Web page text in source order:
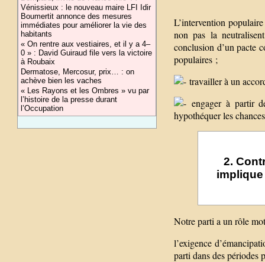
Vénissieux : le nouveau maire LFI Idir
Boumertit annonce des mesures
immédiates pour améliorer la vie des
habitants
« On rentre aux vestiaires, et il y a 4–
0 » : David Guiraud file vers la victoire
à Roubaix
Dermatose, Mercosur, prix… : on
achève bien les vaches
« Les Rayons et les Ombres » vu par
l’histoire de la presse durant
l’Occupation
L’intervention
non pas la
conclusion d’un pacte
populaires ;
travailler à un
engager à partir
hypothéquer les
2.
Notre parti a un rôle
l’exigence
parti dans des périodes